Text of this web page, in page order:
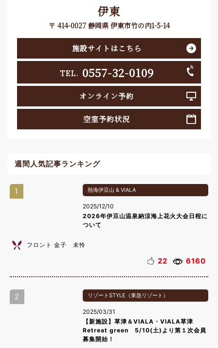
伊東
〒 414-0027 静岡県 伊東市竹の内1-5-14
施設サイトはこちら
TEL. 0557-32-0109
オンライン予約
空室予約状況
週間人気記事ランキング
1 熱海伊豆山 & VIALA
2025/12/10
2026年伊豆山温泉納涼海上花火大会日程に
ついて
フロント 金子 未怜
22 6160
2 リゾートSTYLE（東急リゾート）
2025/03/31
【新施設】草津＆VIALA・VIALA草津
Retreat green 5/10(土)より第１次会員
募集開始！